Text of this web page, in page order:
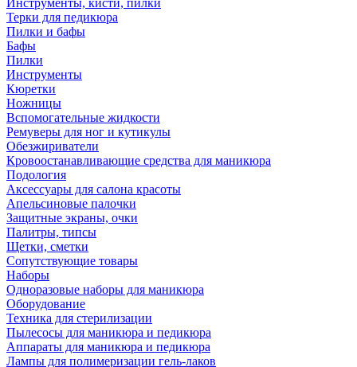
Инструменты, кисти, пилки
Терки для педикюра
Пилки и бафы
Бафы
Пилки
Инструменты
Кюретки
Ножницы
Вспомогательные жидкости
Ремуверы для ног и кутикулы
Обезжириватели
Кровоостанавливающие средства для маникюра
Подология
Аксессуары для салона красоты
Апельсиновые палочки
Защитные экраны, очки
Палитры, типсы
Щетки, сметки
Сопутствующие товары
Наборы
Одноразовые наборы для маникюра
Оборудование
Техника для стерилизации
Пылесосы для маникюра и педикюра
Аппараты для маникюра и педикюра
Лампы для полимеризации гель-лаков